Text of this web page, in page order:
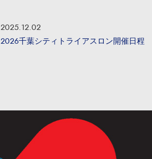
2025.12.02
2026千葉シティトライアスロン開催日程